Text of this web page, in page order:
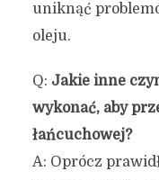
uniknąć
oleju.
Q: Jakie inne
wykonać, aby
łańcuchowej?
A: Oprócz